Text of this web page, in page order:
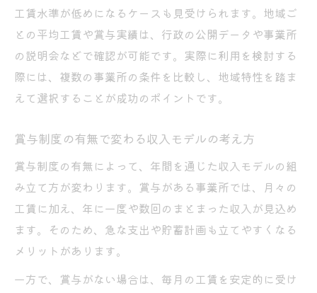
工賃や賞与を踏まえた生活設計のポイント
整理
障害年金や手当と組み合わせた収入管理法
将来設計に役立つB型収入の安定性の考え方
工賃水準が低めになるケースも見受けられます。地域ご
との平均工賃や賞与実績は、行政の公開データや事業所
の説明会などで確認が可能です。実際に利用を検討する
際には、複数の事業所の条件を比較し、地域特性を踏ま
えて選択することが成功のポイントです。
賞与制度の有無で変わる収入モデルの考え方
賞与制度の有無によって、年間を通じた収入モデルの組
み立て方が変わります。賞与がある事業所では、月々の
工賃に加え、年に一度や数回のまとまった収入が見込め
ます。そのため、急な支出や貯蓄計画も立てやすくなる
メリットがあります。
一方で、賞与がない場合は、毎月の工賃を安定的に受け